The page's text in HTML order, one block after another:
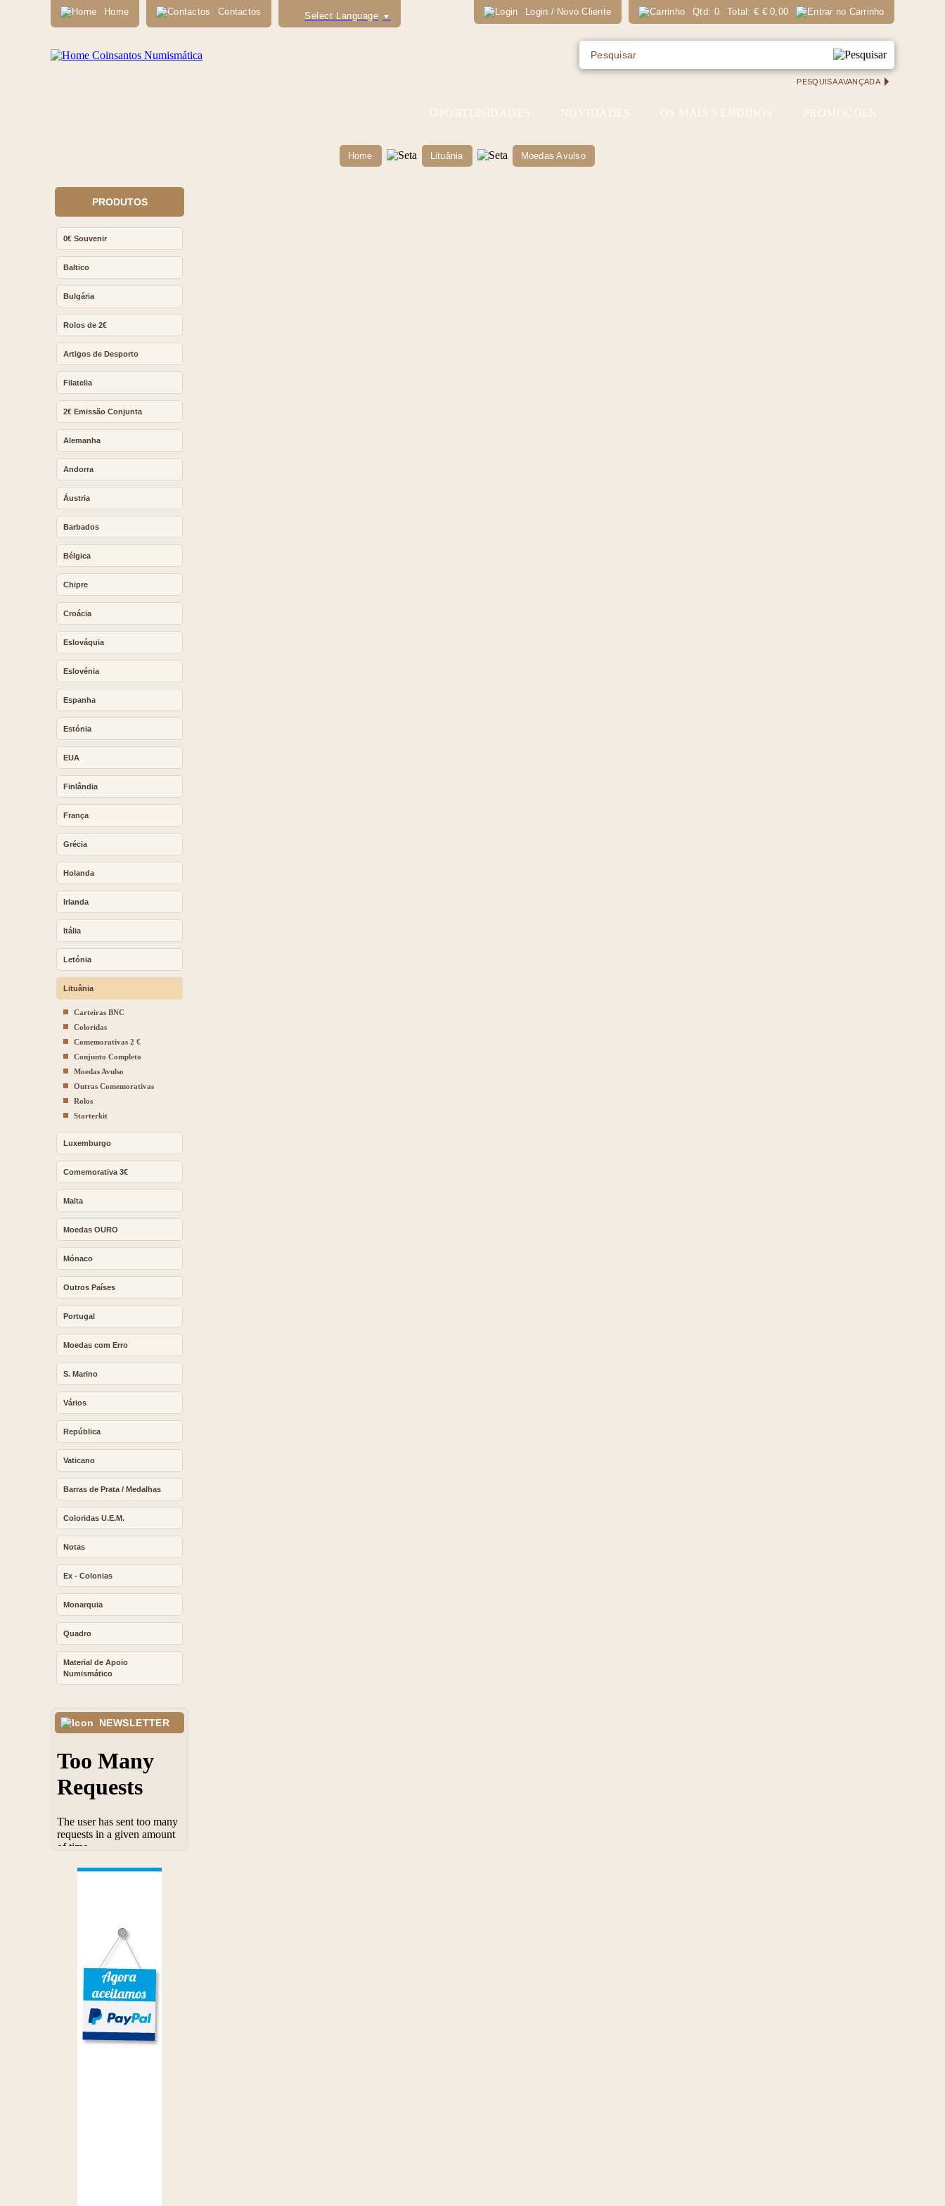
Home Contactos Select Language ▼ Login / Novo Cliente Qtd: 0 Total: € € 0,00
PESQUISA AVANÇADA
OPORTUNIDADES NOVIDADES OS MAIS VENDIDOS PROMOÇÕES
Home Lituânia Moedas Avulso
PRODUTOS
0€ Souvenir
Baltico
Bulgária
Rolos de 2€
Artigos de Desporto
Filatelia
2€ Emissão Conjunta
Alemanha
Andorra
Áustria
Barbados
Bélgica
Chipre
Croácia
Eslováquia
Eslovénia
Espanha
Estónia
EUA
Finlândia
França
Grécia
Holanda
Irlanda
Itália
Letónia
Lituânia
Carteiras BNC
Coloridas
Comemorativas 2 €
Conjunto Completo
Moedas Avulso
Outras Comemorativas
Rolos
Starterkit
Luxemburgo
Comemorativa 3€
Malta
Moedas OURO
Mónaco
Outros Países
Portugal
Moedas com Erro
S. Marino
Vários
República
Vaticano
Barras de Prata / Medalhas
Coloridas U.E.M.
Notas
Ex - Colonias
Monarquia
Quadro
Material de Apoio
Numismático
NEWSLETTER